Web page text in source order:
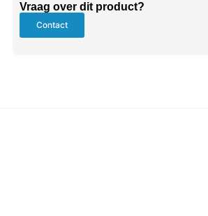
Vraag over dit product?
Contact